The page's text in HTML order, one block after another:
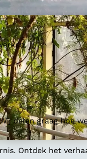
delen graag hoe
Ontdek het